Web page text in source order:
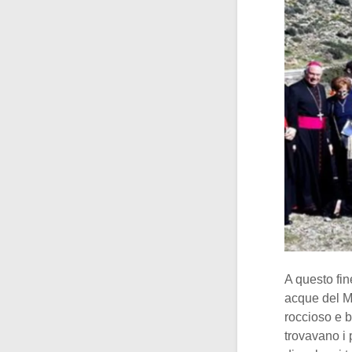
A questo
acque del
roccioso e
trovavano i